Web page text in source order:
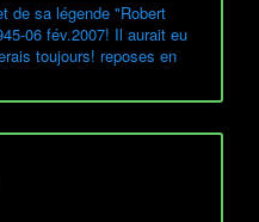
de sa légende "Robert
06 fév.2007! Il aurait eu
toujours! reposes en